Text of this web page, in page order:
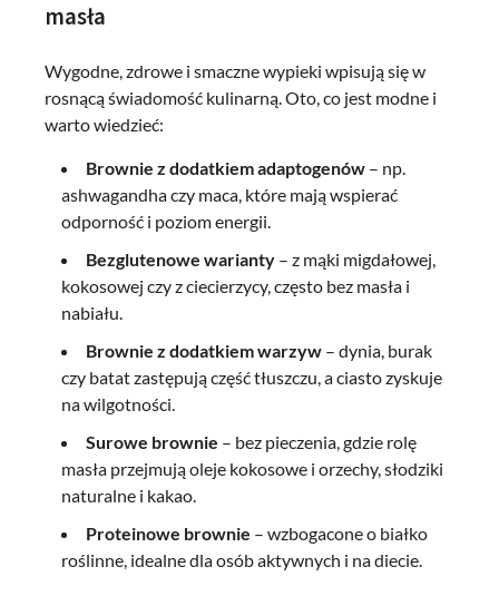
masła
Wygodne, zdrowe i smaczne wypieki wpisują się w
rosnącą świadomość kulinarną. Oto, co jest modne i
warto wiedzieć:
Brownie z dodatkiem adaptogenów – np.
ashwagandha czy maca, które mają wspierać
odporność i poziom energii.
Bezglutenowe warianty – z mąki migdałowej,
kokosowej czy z ciecierzycy, często bez masła i
nabiału.
Brownie z dodatkiem warzyw – dynia, burak
czy batat zastępują część tłuszczu, a ciasto zyskuje
na wilgotności.
Surowe brownie – bez pieczenia, gdzie rolę
masła przejmują oleje kokosowe i orzechy, słodziki
naturalne i kakao.
Proteinowe brownie – wzbogacone o białko
roślinne, idealne dla osób aktywnych i na diecie.